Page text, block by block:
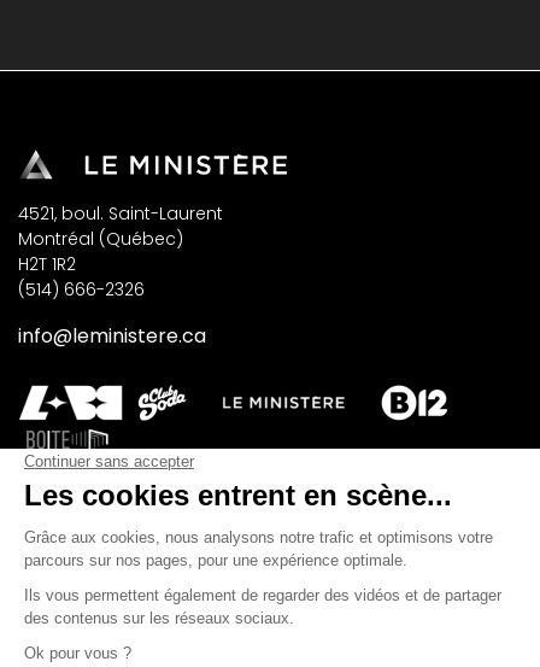
4521, boul. Saint-Laurent
Montréal (Québec)
H2T 1R2
(514) 666-2326
info@leministere.ca
INSCRIVEZ-VOUS À NOTRE INFOLETTRE
M'INSCRIRE